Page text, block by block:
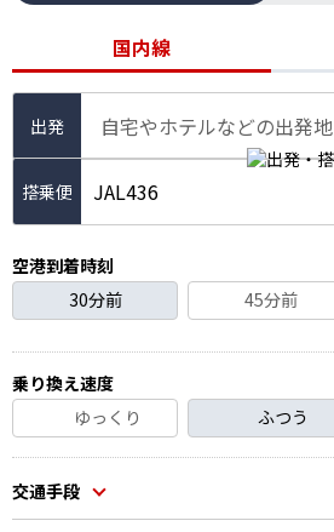
国内線
出発 自宅やホテルなどの出発地
JAL436
空港到着時刻
30分前
45分前
乗り換え速度
ゆっくり
ふつう
交通手段